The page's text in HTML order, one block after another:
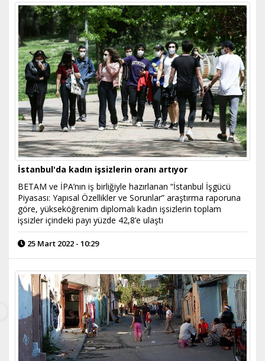
İstanbul'da kadın işsizlerin oranı artıyor
BETAM ve İPA’nın iş birliğiyle hazırlanan “İstanbul İşgücü
Piyasası: Yapısal Özellikler ve Sorunlar” araştırma raporuna
göre, yükseköğrenim diplomalı kadın işsizlerin toplam
işsizler içindeki payı yüzde 42,8’e ulaştı
25 Mart 2022 - 10:29